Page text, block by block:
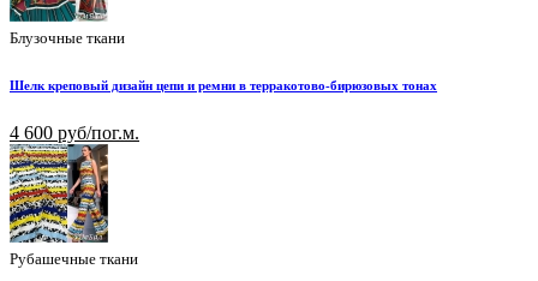
Блузочные ткани
Шелк креповый дизайн цепи и ремни в терракотово-бирюзовых тонах
4 600 руб/пог.м.
Рубашечные ткани